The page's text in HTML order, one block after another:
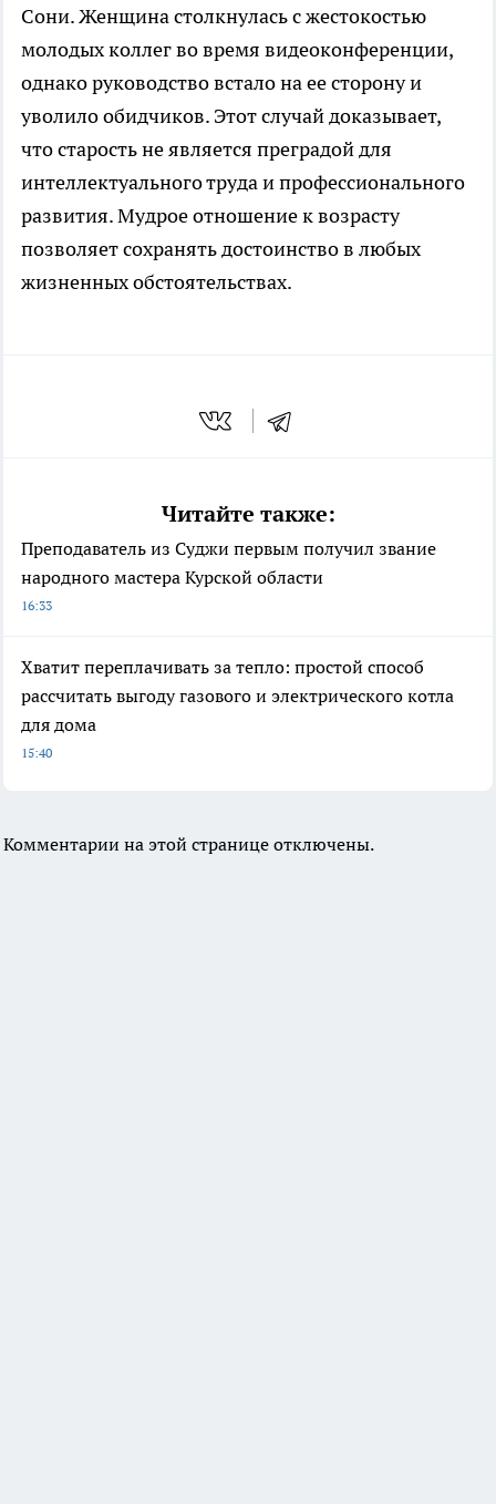
Сони. Женщина столкнулась с жестокостью
молодых коллег во время видеоконференции,
однако руководство встало на ее сторону и
уволило обидчиков. Этот случай доказывает,
что старость не является преградой для
интеллектуального труда и профессионального
развития. Мудрое отношение к возрасту
позволяет сохранять достоинство в любых
жизненных обстоятельствах.
Читайте также:
Преподаватель из Суджи первым получил звание
народного мастера Курской области
16:33
Хватит переплачивать за тепло: простой способ
рассчитать выгоду газового и электрического котла
для дома
15:40
Комментарии на этой странице отключены.